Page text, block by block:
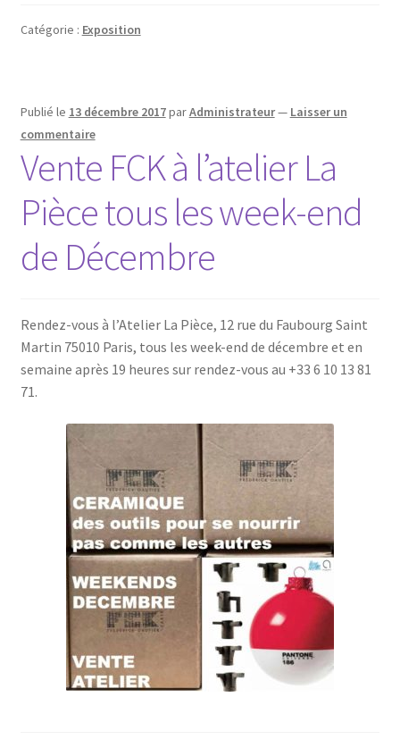
Catégorie : Exposition
Publié le 13 décembre 2017parAdministrateur— Laisser un
commentaire
Vente FCK à l’atelier La
Pièce tous les week-end
de Décembre
Rendez-vous à l’Atelier La Pièce, 12 rue du Faubourg Saint
Martin 75010 Paris, tous les week-end de décembre et en
semaine après 19 heures sur rendez-vous au +33 6 10 13 81
71.